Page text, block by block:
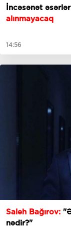
İncəsənət
alınmayacaq
14:56
Saleh Bağırov:
nədir?"